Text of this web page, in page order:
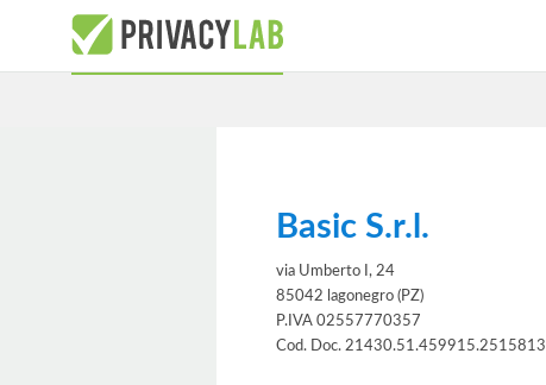
Basic S.r.l.
via Umberto I, 24
85042 lagonegro (PZ)
P.IVA 02557770357
Cod. Doc. 21430.51.459915.2515813